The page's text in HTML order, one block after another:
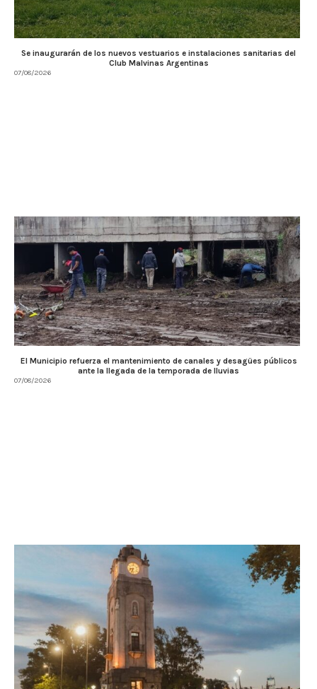
Se inaugurarán de los nuevos vestuarios e instalaciones sanitarias del
Club Malvinas Argentinas
07/08/2026
El Municipio refuerza el mantenimiento de canales y desagües públicos
ante la llegada de la temporada de lluvias
07/08/2026